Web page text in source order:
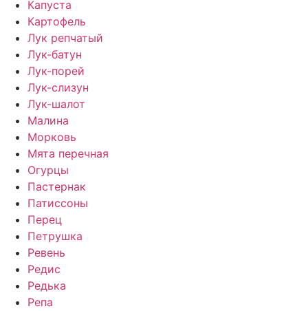
Капуста
Картофель
Лук репчатый
Лук-батун
Лук-порей
Лук-слизун
Лук-шалот
Малина
Морковь
Мята перечная
Огурцы
Пастернак
Патиссоны
Перец
Петрушка
Ревень
Редис
Редька
Репа